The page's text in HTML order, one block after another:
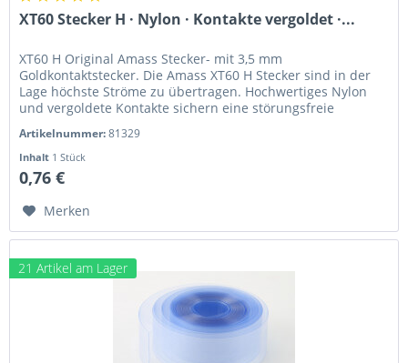
XT60 Stecker H · Nylon · Kontakte vergoldet ·...
XT60 H Original Amass Stecker- mit 3,5 mm
Goldkontaktstecker. Die Amass XT60 H Stecker sind in der
Lage höchste Ströme zu übertragen. Hochwertiges Nylon
und vergoldete Kontakte sichern eine störungsfreie
Artikelnummer:81329
Inhalt 1 Stück
0,76 €
Merken
21 Artikel am Lager